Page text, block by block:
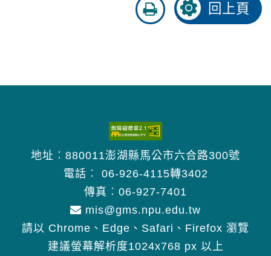
友
善
回上頁
地址︰880011澎湖縣馬公市六合路300號
電話︰ 06-926-4115轉3402
傳真︰06-927-7401
mis@gms.npu.edu.tw
請以 Chrome、Edge、Safari、Firefox 瀏覽
建議螢幕解析度1024x768 px 以上